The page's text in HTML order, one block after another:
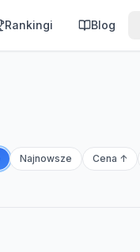
Rankingi Blog
Najnowsze Cena ↑